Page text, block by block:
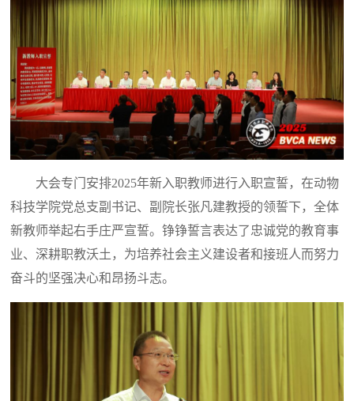
大会专门安排2025年新入职教师进行入职宣誓，在动物
科技学院党总支副书记、副院长张凡建教授的领誓下，全体
新教师举起右手庄严宣誓。铮铮誓言表达了忠诚党的教育事
业、深耕职教沃土，为培养社会主义建设者和接班人而努力
奋斗的坚强决心和昂扬斗志。